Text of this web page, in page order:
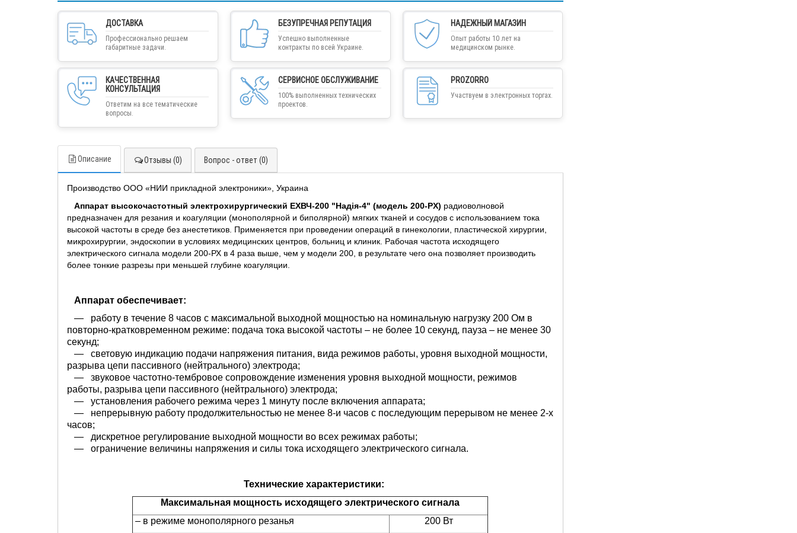
ДОСТАВКА
Профессионально решаем
габаритные задачи.
БЕЗУПРЕЧНАЯ РЕПУТАЦИЯ
Успешно выполненные
контракты по всей Украине.
НАДЕЖНЫЙ МАГАЗИН
Опыт работы 10 лет на
медицинском рынке.
КАЧЕСТВЕННАЯ
КОНСУЛЬТАЦИЯ
Ответим на все тематические
вопросы.
СЕРВИСНОЕ ОБСЛУЖИВАНИЕ
100% выполненных технических
проектов.
PROZORRO
Участвуем в электронных торгах.
Описание Отзывы (0) Вопрос - ответ (0)
Производство ООО «НИИ прикладной электроники», Украина
Аппарат высокочастотный электрохирургический ЕХВЧ-200 "Надія-4" (модель 200-PX) радиоволновой
предназначен для резания и коагуляции (монополярной и биполярной) мягких тканей и сосудов с использованием тока
высокой частоты в среде без анестетиков. Применяется при проведении операций в гинекологии, пластической хирургии,
микрохирургии, эндоскопии в условиях медицинских центров, больниц и клиник. Рабочая частота исходящего
электрического сигнала модели 200-РХ в 4 раза выше, чем у модели 200, в результате чего она позволяет производить
более тонкие разрезы при меньшей глубине коагуляции.
Аппарат обеспечивает:
— работу в течение 8 часов с максимальной выходной мощностью на номинальную нагрузку 200 Ом в
повторно-кратковременном режиме: подача тока высокой частоты – не более 10 секунд, пауза – не менее 30
секунд;
— световую индикацию подачи напряжения питания, вида режимов работы, уровня выходной мощности,
разрыва цепи пассивного (нейтрального) электрода;
— звуковое частотно-тембровое сопровождение изменения уровня выходной мощности, режимов
работы, разрыва цепи пассивного (нейтрального) электрода;
— установления рабочего режима через 1 минуту после включения аппарата;
— непрерывную работу продолжительностью не менее 8-и часов с последующим перерывом не менее 2-х
часов;
— дискретное регулирование выходной мощности во всех режимах работы;
— ограничение величины напряжения и силы тока исходящего электрического сигнала.
Технические характеристики:
Максимальная мощность исходящего электрического сигнала
– в режиме монополярного резанья
200 Вт